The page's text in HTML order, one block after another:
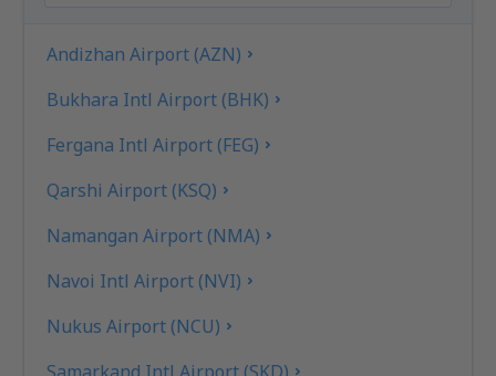
Andizhan Airport (AZN)
Bukhara Intl Airport (BHK)
Fergana Intl Airport (FEG)
Qarshi Airport (KSQ)
Namangan Airport (NMA)
Navoi Intl Airport (NVI)
Nukus Airport (NCU)